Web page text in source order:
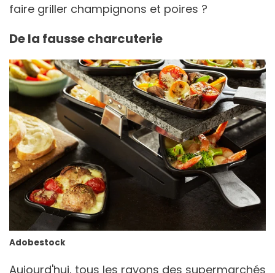
faire griller champignons et poires ?
De la fausse charcuterie
Adobestock
Aujourd'hui, tous les rayons des supermarchés